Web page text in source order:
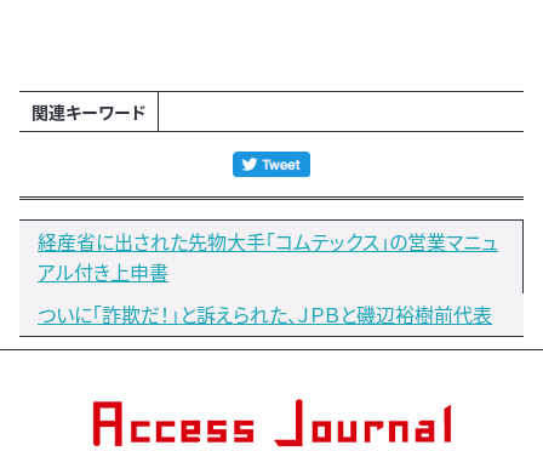
関連キーワード
経産省に出された先物大手「コムテックス」の営業マニュ
アル付き上申書
ついに「詐欺だ！」と訴えられた、ＪＰＢと磯辺裕樹前代表